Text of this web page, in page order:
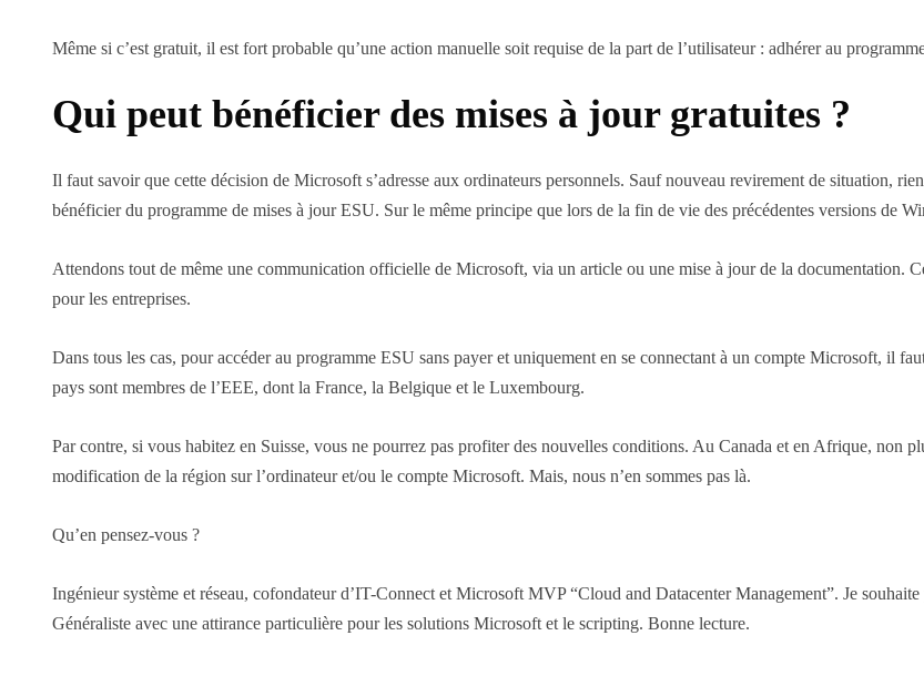
Même si c’est gratuit, il est fort probable qu’une action manuelle soit requise de la part de l’utilisateur : adhérer au
Qui peut bénéficier des mises à jour gratuites ?
Il faut savoir que cette décision de Microsoft s’adresse aux ordinateurs personnels. Sauf nouveau revirement de situation,
bénéficier du programme de mises à jour ESU. Sur le même principe que lors de la fin de vie des précédentes versions de
Attendons tout de même une communication officielle de Microsoft, via un article ou une mise à jour de la documentation.
pour les entreprises.
Dans tous les cas, pour accéder au programme ESU sans payer et uniquement en se connectant à un compte Microsoft, il
pays sont membres de l’EEE, dont la France, la Belgique et le Luxembourg.
Par contre, si vous habitez en Suisse, vous ne pourrez pas profiter des nouvelles conditions. Au Canada et en Afrique, non
modification de la région sur l’ordinateur et/ou le compte Microsoft. Mais, nous n’en sommes pas là.
Qu’en pensez-vous ?
Ingénieur système et réseau, cofondateur d’IT-Connect et Microsoft MVP “Cloud and Datacenter Management”. Je
Généraliste avec une attirance particulière pour les solutions Microsoft et le scripting. Bonne lecture.